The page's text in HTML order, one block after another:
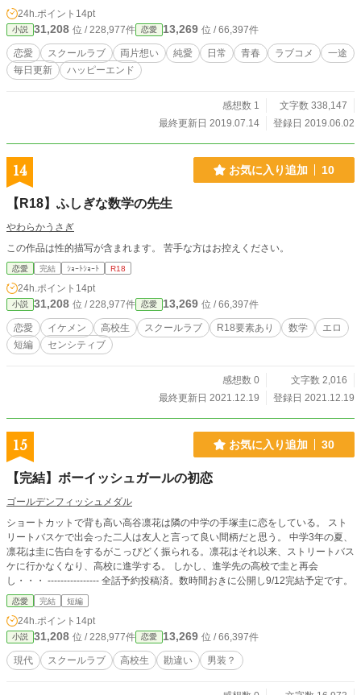
いく。 恋に不慣れな2人が互いに最も大切な人になるまでの
話。 7月14日 本編完結です。 小説化になろう、カクヨム、
マグネット、ノベルアップ＋で掲載中。
24h.ポイント 14pt
小説 31,208 位 / 228,977件 恋愛 13,269 位 / 66,397件
恋愛 スクールラブ 両片想い 純愛 日常 青春 ラブコメ
一途
毎日更新
ハッピーエンド
感想数 1
文字数 338,147
最終更新日 2019.07.14
登録日 2019.06.02
14 お気に入り追加 10
【R18】ふしぎな数学の先生
やわらかうさぎ
この作品は性的描写が含まれます。 苦手な方はお控えください。
恋愛 完結 ｼｮｰﾄｼｮｰﾄ R18
24h.ポイント 14pt
小説 31,208 位 / 228,977件 恋愛 13,269 位 / 66,397件
恋愛 イケメン 高校生 スクールラブ R18要素あり 数学
エロ
短編
センシティブ
感想数 0
文字数 2,016
最終更新日 2021.12.19
登録日 2021.12.19
15 お気に入り追加 30
【完結】ボーイッシュガールの初恋
ゴールデンフィッシュメダル
ショートカットで背も高い高谷凛花は隣の中学の手塚圭に恋をしている。 スト
リートバスケで出会った二人は友人と言って良い間柄だと思う。 中学3年の夏、
凛花は圭に告白をするがこっぴどく振られる。凛花はそれ以来、ストリートバス
ケに行かなくなり、高校に進学する。 しかし、進学先の高校で圭と再会
し・・・ ---------------- 全話予約投稿済。数時間おきに公開し9/12完結予定です。
恋愛 完結 短編
24h.ポイント 14pt
小説 31,208 位 / 228,977件 恋愛 13,269 位 / 66,397件
現代 スクールラブ 高校生 勘違い 男装？